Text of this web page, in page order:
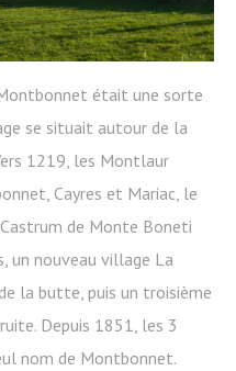
était une sorte
se situait autour de la
1219, les Montlaur
Cayres et Mariac, le
de Monte Boneti
un nouveau village La
la butte, puis un troisième
Depuis 1851, les 3
nom de Montbonnet.